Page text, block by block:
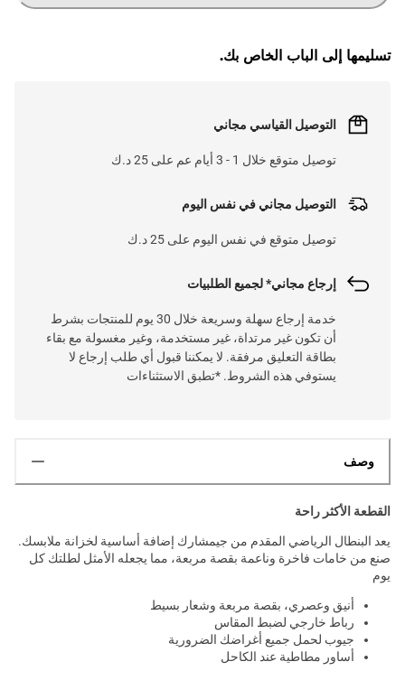
تسليمها إلى الباب الخاص بك.
التوصيل القياسي مجاني
توصيل متوقع خلال 1 - 3 أيام عم على 25 د.ك
التوصيل مجاني في نفس اليوم
توصيل متوقع في نفس اليوم على 25 د.ك
إرجاع مجاني* لجميع الطلبيات
خدمة إرجاع سهلة وسريعة خلال 30 يوم للمنتجات بشرط
أن تكون غير مرتداة، غير مستخدمة، وغير مغسولة مع بقاء
بطاقة التعليق مرفقة. لا يمكننا قبول أي طلب إرجاع لا
يستوفي هذه الشروط. *تطبق الاستثناءات
وصف
القطعة الأكثر راحة
يعد البنطال الرياضي المقدم من جيمشارك إضافة أساسية لخزانة ملابسك.
صنع من خامات فاخرة وناعمة بقصة مربعة، مما يجعله الأمثل لطلتك كل
يوم
أنيق وعصري، بقصة مربعة وشعار بسيط
رباط خارجي لضبط المقاس
جيوب لحمل جميع أغراضك الضرورية
أساور مطاطية عند الكاحل